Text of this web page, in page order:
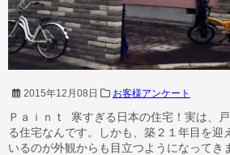
2015年12月08日 お客様アンケート
Ｐａｉｎｔ 寒すぎる日本の住宅！実は、
る住宅なんです。しかも、築２１年目を迎
いるのが外観からも目立つようになってき